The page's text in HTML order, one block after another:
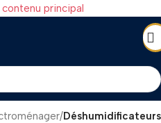
contenu principal
/Déshumidificateurs